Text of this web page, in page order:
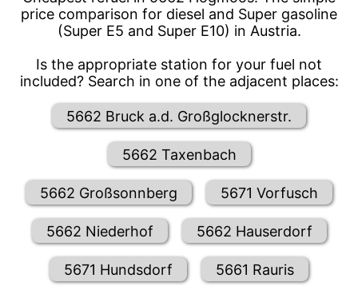
price comparison for diesel and Super gasoline
(Super E5 and Super E10) in Austria.
Is the appropriate station for your fuel not
included? Search in one of the adjacent places:
5662 Bruck a.d. Großglocknerstr.
5662 Taxenbach
5662 Großsonnberg 5671 Vorfusch
5662 Niederhof 5662 Hauserdorf
5671 Hundsdorf 5661 Rauris